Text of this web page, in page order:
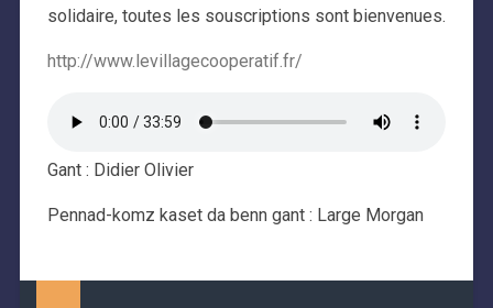
solidaire, toutes les souscriptions sont bienvenues.
http://www.levillagecooperatif.fr/
Gant : Didier Olivier
Pennad-komz kaset da benn gant : Large Morgan